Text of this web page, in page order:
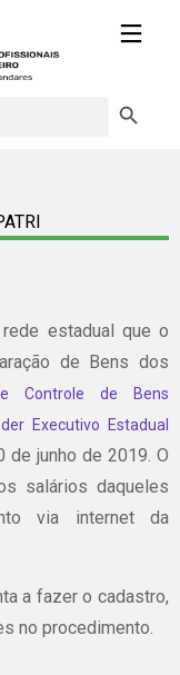
estadual que o
de Bens dos
Controle de Bens
Executivo Estadual
junho de 2019. O
salários daqueles
via internet da
a fazer o cadastro,
no procedimento.